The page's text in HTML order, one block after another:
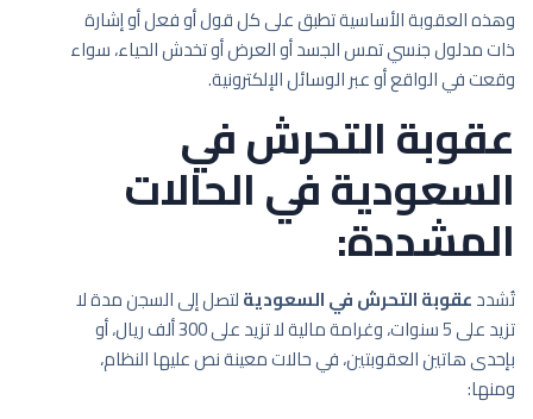
وهذه العقوبة الأساسية تطبق على كل قول أو فعل أو إشارة
ذات مدلول جنسي تمس الجسد أو العرض أو تخدش الحياء، سواء
وقعت في الواقع أو عبر الوسائل الإلكترونية.
عقوبة التحرش في
السعودية في الحالات
المشددة:
تُشددعقوبة التحرش في السعوديةلتصل إلى السجن مدة لا
تزيد على 5 سنوات، وغرامة مالية لا تزيد على 300 ألف ريال، أو
بإحدى هاتين العقوبتين، في حالات معينة نص عليها النظام،
ومنها: